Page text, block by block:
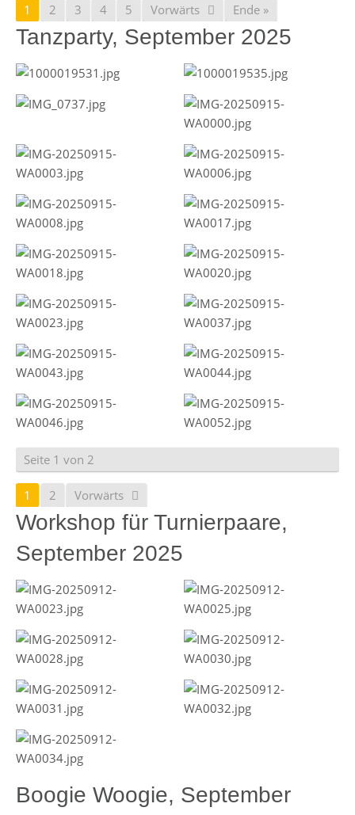
1 2 3 4 5 Vorwärts Ende »
Tanzparty, September 2025
Seite 1 von 2
1 2 Vorwärts
Workshop für Turnierpaare,
September 2025
Boogie Woogie, September